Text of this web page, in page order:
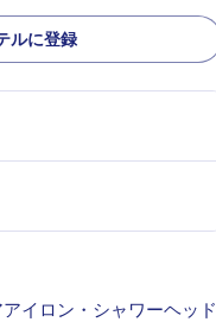
ルに登録
イロン・シャワーヘッド